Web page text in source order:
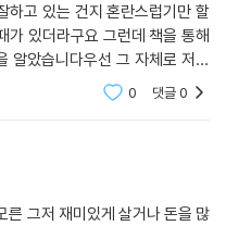
하고 있는 건지 혼란스럽기만 할
가 있더라구요 그런데 책을 통해
알았습니다우선 그 자체로 저에
고 작가가 쓴 다른 책 '까다롭고
0 댓글0
른 그저 재미있게 살거나 돈을 많